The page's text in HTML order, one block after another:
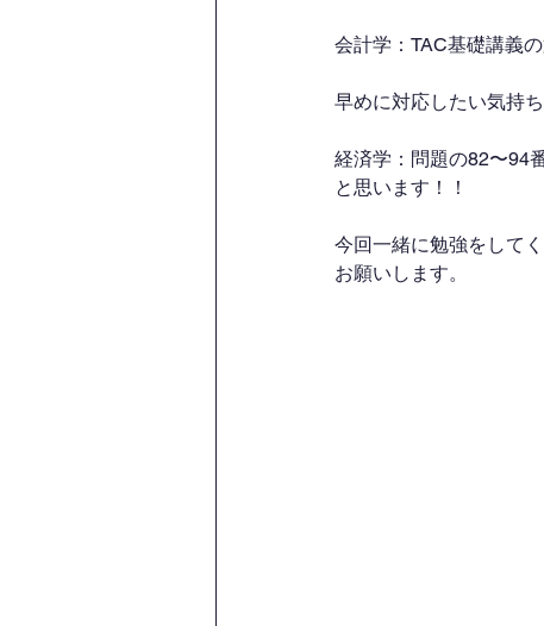
会計学：TAC基礎講義
早めに対応したい気持
経済学：問題の82〜94
と思います！！
今回一緒に勉強をして
お願いします。